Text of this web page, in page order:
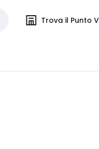
Trova il Punto